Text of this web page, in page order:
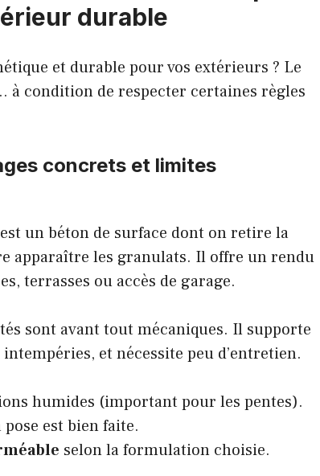
durable
et durable pour vos extérieurs ? Le
à condition de respecter certaines règles
concrets et limites
un béton de surface dont on retire la
apparaître les granulats. Il offre un rendu
terrasses ou accès de garage.
sont avant tout mécaniques. Il supporte
et nécessite peu d’entretien.
humides (important pour les pentes).
est bien faite.
selon la formulation choisie.